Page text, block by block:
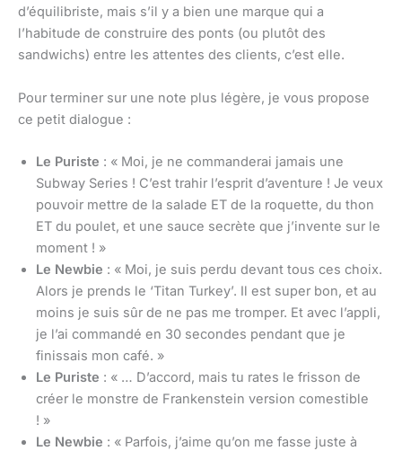
d’équilibriste, mais s’il y a bien une marque qui a
l’habitude de construire des ponts (ou plutôt des
sandwichs) entre les attentes des clients, c’est elle.
Pour terminer sur une note plus légère, je vous propose
ce petit dialogue :
Le Puriste : « Moi, je ne commanderai jamais une
Subway Series ! C’est trahir l’esprit d’aventure ! Je veux
pouvoir mettre de la salade ET de la roquette, du thon
ET du poulet, et une sauce secrète que j’invente sur le
moment ! »
Le Newbie : « Moi, je suis perdu devant tous ces choix.
Alors je prends le ‘Titan Turkey’. Il est super bon, et au
moins je suis sûr de ne pas me tromper. Et avec l’appli,
je l’ai commandé en 30 secondes pendant que je
finissais mon café. »
Le Puriste : « … D’accord, mais tu rates le frisson de
créer le monstre de Frankenstein version comestible
! »
Le Newbie : « Parfois, j’aime qu’on me fasse juste à